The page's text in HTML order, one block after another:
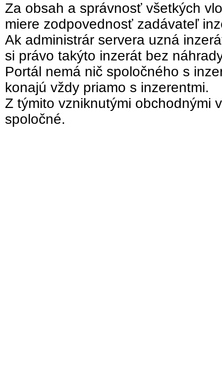
Za obsah a správnosť všetkých
miere zodpovednosť zadávateľ
Ak administrár servera uzná
si právo takýto inzerát bez
Portál nemá nič spoločného s
konajú vždy priamo s inzerentmi.
Z týmito vzniknutými obchodnými
spoločné.